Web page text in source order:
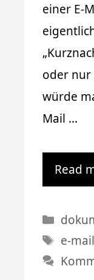
einer E-
oder nur
würde
Mail …
Read
e-mail